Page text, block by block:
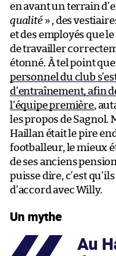
en avant un terrain
qualité» , des
et des employés que
de travailler
étonné. À tel point que
personnel du club
d’entraînement, afin
l’équipe première,
les propos de Sagnol.
Haillan était le pire
footballeur, le mieux
de ses anciens
puisse dire, c’est
d’accord avec Willy.
Un mythe
Au